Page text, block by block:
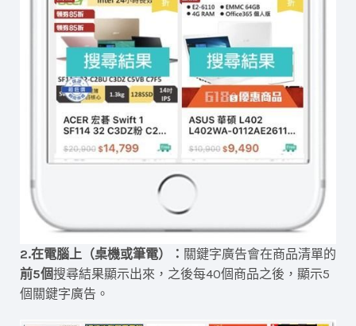
2.在電腦上（桌機或筆電）： 關鍵字廣告會在商品清單的
前5個搜尋結果顯示出來，之後每40個商品之後，顯示5
個關鍵字廣告。